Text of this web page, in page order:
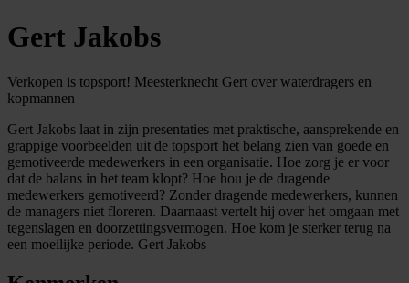
Gert Jakobs
Verkopen is topsport! Meesterknecht Gert over waterdragers en
kopmannen
Gert Jakobs laat in zijn presentaties met praktische, aansprekende en
grappige voorbeelden uit de topsport het belang zien van goede en
gemotiveerde medewerkers in een organisatie. Hoe zorg je er voor
dat de balans in het team klopt? Hoe hou je de dragende
medewerkers gemotiveerd? Zonder dragende medewerkers, kunnen
de managers niet floreren. Daarnaast vertelt hij over het omgaan met
tegenslagen en doorzettingsvermogen. Hoe kom je sterker terug na
een moeilijke periode. Gert Jakobs